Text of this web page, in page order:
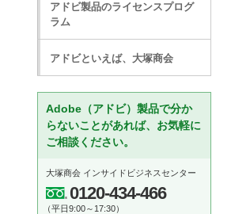
アドビ製品のライセンスプログ
ラム
アドビといえば、大塚商会
Adobe（アドビ）製品で分か
らないことがあれば、お気軽に
ご相談ください。
大塚商会 インサイドビジネスセンター
0120-434-466
（平日9:00～17:30）